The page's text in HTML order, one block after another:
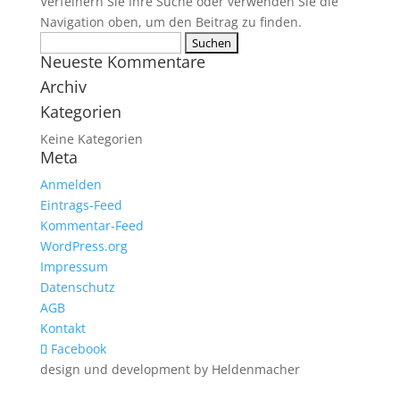
Navigation oben, um den Beitrag zu finden.
nach:
Neueste Kommentare
Archiv
Kategorien
Keine Kategorien
Meta
Anmelden
Eintrags-Feed
Kommentar-Feed
WordPress.org
Impressum
Datenschutz
AGB
Kontakt
Facebook
design und development by Heldenmacher